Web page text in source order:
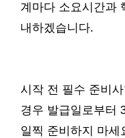
계마다 소요시간과
내하겠습니다.
시작 전 필수 준비
경우 발급일로부터
일찍 준비하지 마세